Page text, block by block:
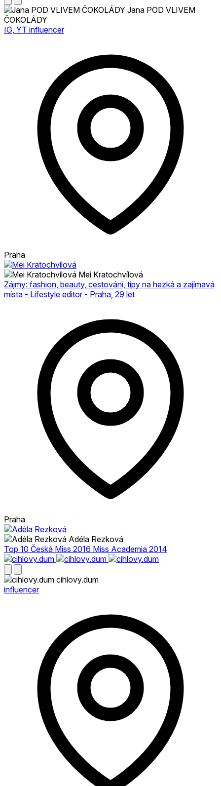
Jana POD VLIVEM
ČOKOLÁDY
IG, YT influencer
Praha
Mei Kratochvílová
Zájmy: fashion, beauty, cestování, tipy na hezká a zajímavá
místa - Lifestyle editor - Praha, 29 let
Praha
Adéla Rezková
Top 10 Česká Miss 2016 Miss Academia 2014
cihlovy.dum
influencer